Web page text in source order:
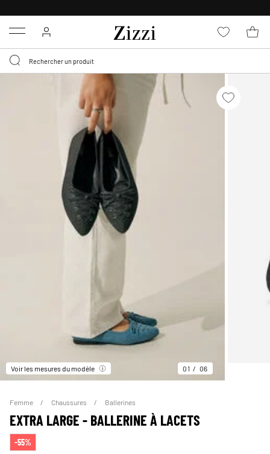
Menu
Voir les mesures du modèle 01 06
Femme Chaussures Ballerines
EXTRA LARGE - BALLERINE À LACETS
-55%